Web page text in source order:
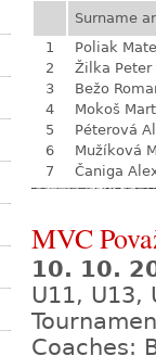
Surname
1
Poliak
2
Žilka Peter
3
Bežo
4
Mokoš
5
Péterová
6
Mužíková
7
Čaniga
MVC
10. 10.
U11, U13,
Coaches: